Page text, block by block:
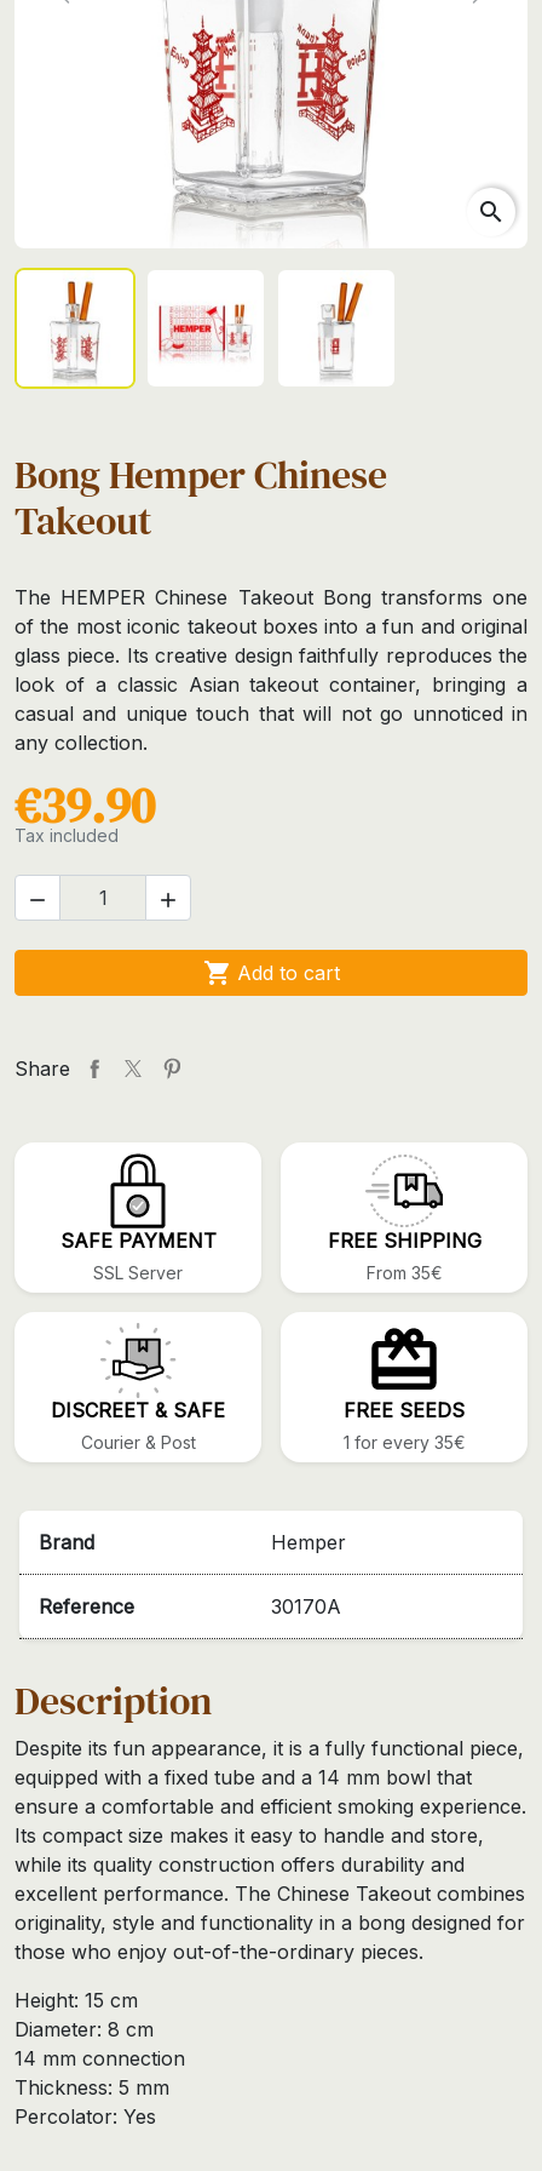
search
Bong Hemper Chinese
Takeout
The HEMPER Chinese Takeout Bong transforms one
of the most iconic takeout boxes into a fun and original
glass piece. Its creative design faithfully reproduces the
look of a classic Asian takeout container, bringing a
casual and unique touch that will not go unnoticed in
any collection.
€39.90
Tax included
 
 Add to cart
Share
SAFE PAYMENT
SSL Server
FREE SHIPPING
From 35€
DISCREET & SAFE
Courier & Post
FREE SEEDS
1 for every 35€
Brand Hemper
Reference 30170A
Description
Despite its fun appearance, it is a fully functional piece,
equipped with a fixed tube and a 14 mm bowl that
ensure a comfortable and efficient smoking experience.
Its compact size makes it easy to handle and store,
while its quality construction offers durability and
excellent performance. The Chinese Takeout combines
originality, style and functionality in a bong designed for
those who enjoy out-of-the-ordinary pieces.
Height: 15 cm
Diameter: 8 cm
14 mm connection
Thickness: 5 mm
Percolator: Yes